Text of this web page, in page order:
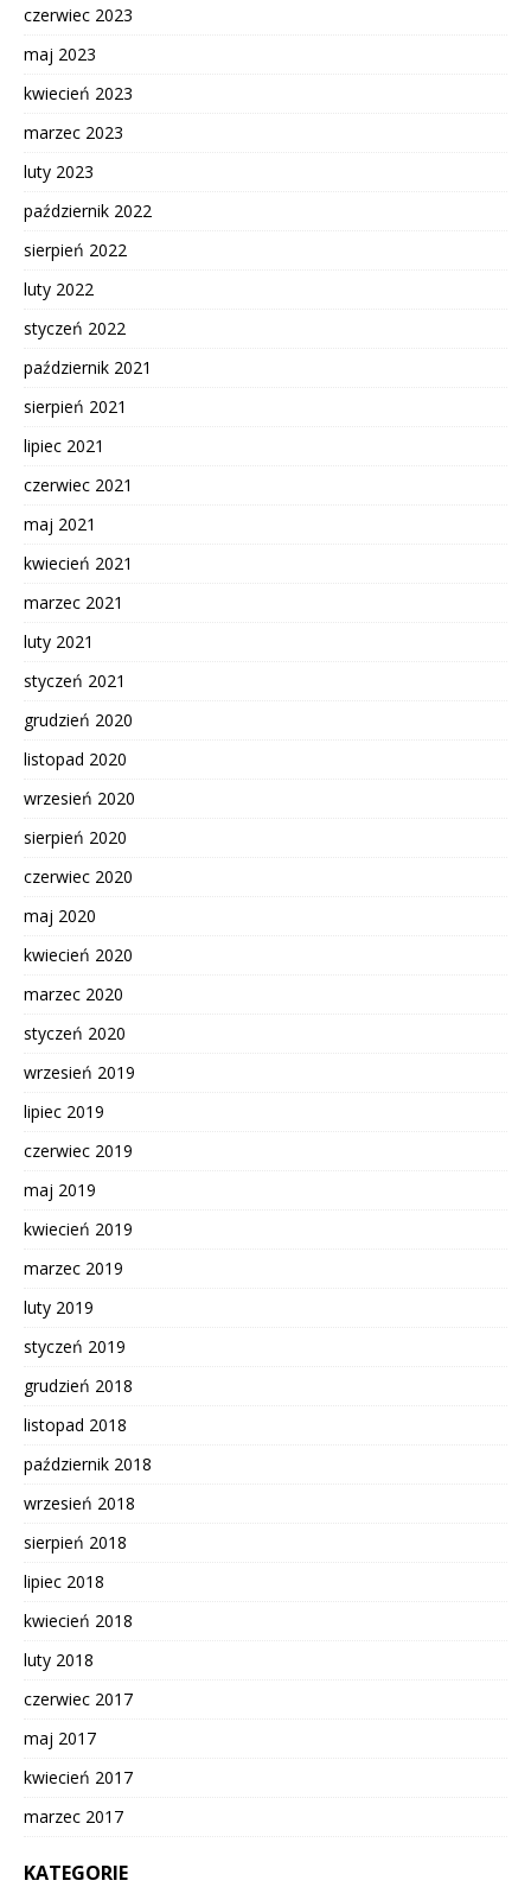
czerwiec 2023
maj 2023
kwiecień 2023
marzec 2023
luty 2023
październik 2022
sierpień 2022
luty 2022
styczeń 2022
październik 2021
sierpień 2021
lipiec 2021
czerwiec 2021
maj 2021
kwiecień 2021
marzec 2021
luty 2021
styczeń 2021
grudzień 2020
listopad 2020
wrzesień 2020
sierpień 2020
czerwiec 2020
maj 2020
kwiecień 2020
marzec 2020
styczeń 2020
wrzesień 2019
lipiec 2019
czerwiec 2019
maj 2019
kwiecień 2019
marzec 2019
luty 2019
styczeń 2019
grudzień 2018
listopad 2018
październik 2018
wrzesień 2018
sierpień 2018
lipiec 2018
kwiecień 2018
luty 2018
czerwiec 2017
maj 2017
kwiecień 2017
marzec 2017
KATEGORIE